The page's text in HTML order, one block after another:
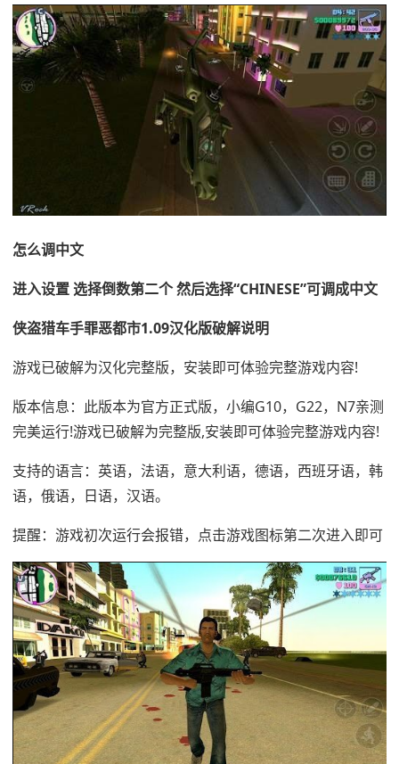
怎么调中文
进入设置 选择倒数第二个 然后选择“CHINESE”可调成中文
侠盗猎车手罪恶都市1.09汉化版破解说明
游戏已破解为汉化完整版，安装即可体验完整游戏内容!
版本信息：此版本为官方正式版，小编G10，G22，N7亲测
完美运行!游戏已破解为完整版,安装即可体验完整游戏内容!
支持的语言：英语，法语，意大利语，德语，西班牙语，韩
语，俄语，日语，汉语。
提醒：游戏初次运行会报错，点击游戏图标第二次进入即可